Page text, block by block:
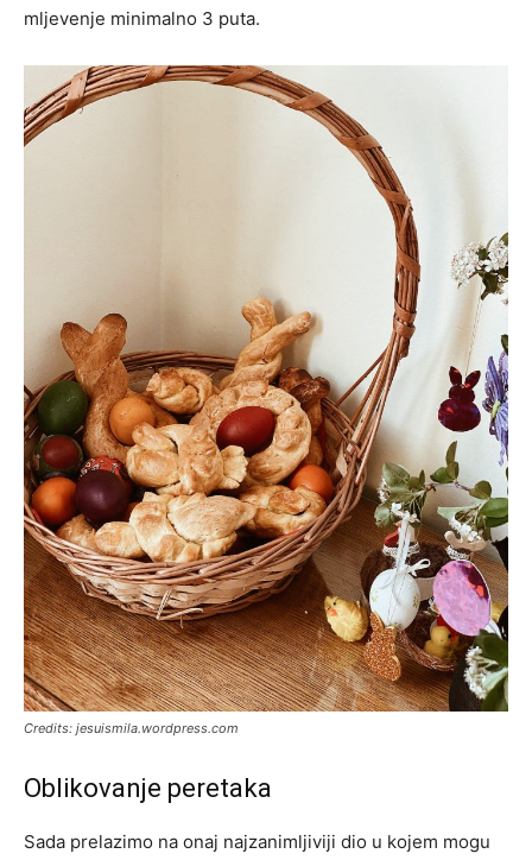
mljevenje minimalno 3 puta.
Credits: jesuismila.wordpress.com
Oblikovanje peretaka
Sada prelazimo na onaj najzanimljiviji dio u kojem mogu